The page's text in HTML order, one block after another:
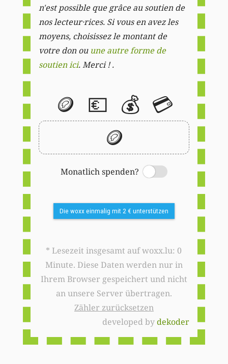
n'est possible que grâce au soutien de
nos lecteur·rices. Si vous en avez les
moyens, choisissez le montant de
votre don ou une autre forme de
soutien ici. Merci ! .
🪙 💶 💰 💳
🪙
Monatlich spenden?
Switch
Die woxx einmalig mit 2 € unterstützen
* Lesezeit insgesamt auf woxx.lu: 0
Minute. Diese Daten werden nur in
Ihrem Browser gespeichert und nicht
an unsere Server übertragen.
Zähler zurücksetzen
developed bydekoder